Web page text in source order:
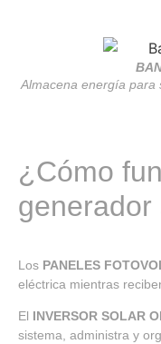
Almacena energía para
¿Cómo
generador
Los PANELES
eléctrica mientras
El INVERSOR SOLAR
sistema, administra y